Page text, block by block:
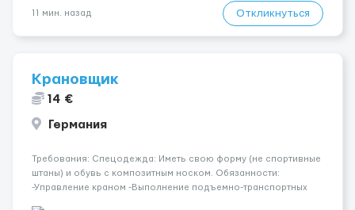
11 мин. назад Откликнуться
Крановщик
14 €
Германия
Требования: Спецодежда: Иметь свою форму (не спортивные
штаны) и обувь с композитным носком. Обязанности:
-Управление краном -Выполнение подъемно-транспортных